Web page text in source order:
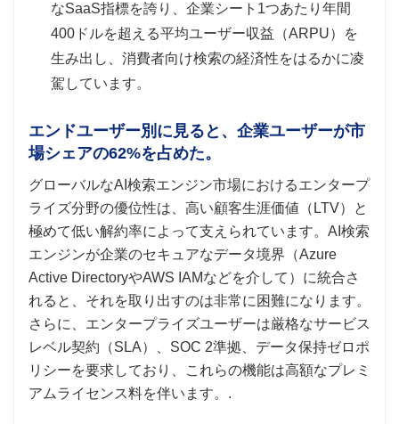
なSaaS指標を誇り、企業シート1つあたり年間
400ドルを超える平均ユーザー収益（ARPU）を
生み出し、消費者向け検索の経済性をはるかに凌
駕しています。
エンドユーザー別に見ると、企業ユーザーが市
場シェアの62%を占めた。
グローバルなAI検索エンジン市場におけるエンタープ
ライズ分野の優位性は、高い顧客生涯価値（LTV）と
極めて低い解約率によって支えられています。AI検索
エンジンが企業のセキュアなデータ境界（Azure
Active DirectoryやAWS IAMなどを介して）に統合さ
れると、それを取り出すのは非常に困難になります。
さらに、エンタープライズユーザーは厳格なサービス
レベル契約（SLA）、SOC 2準拠、データ保持ゼロポ
リシーを要求しており、これらの機能は高額なプレミ
アムライセンス料を伴います。.